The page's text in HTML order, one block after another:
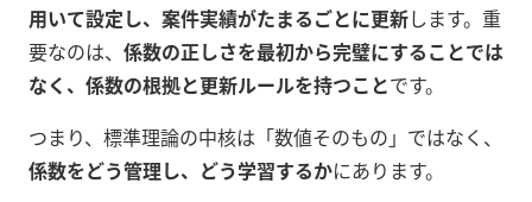
用いて設定し、案件実績がたまるごとに更新します。重
要なのは、 係数の正しさを最初から完璧にすることでは
なく、係数の根拠と更新ルールを持つことです。
つまり、標準理論の中核は「数値そのもの」ではなく、
係数をどう管理し、どう学習するかにあります。